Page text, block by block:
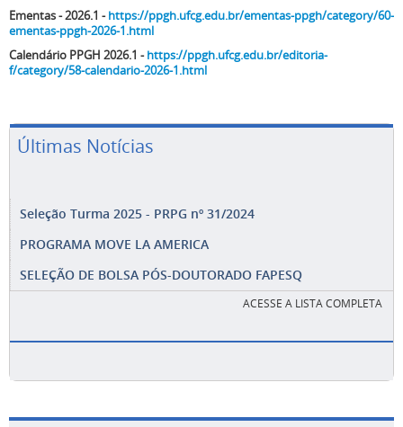
Ementas - 2026.1 -https://ppgh.ufcg.edu.br/ementas-ppgh/category/60-
ementas-ppgh-2026-1.html
Calendário PPGH 2026.1 -https://ppgh.ufcg.edu.br/editoria-
f/category/58-calendario-2026-1.html
Últimas Notícias
Seleção Turma 2025 - PRPG nº 31/2024
PROGRAMA MOVE LA AMERICA
SELEÇÃO DE BOLSA PÓS-DOUTORADO FAPESQ
ACESSE A LISTA COMPLETA